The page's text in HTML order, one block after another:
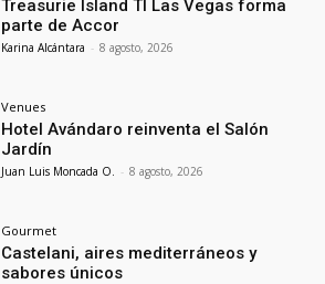
Treasurie Island TI Las Vegas forma
parte de Accor
Karina Alcántara - 8 agosto, 2026
Venues
Hotel Avándaro reinventa el Salón
Jardín
Juan Luis Moncada O. - 8 agosto, 2026
Gourmet
Castelani, aires mediterráneos y
sabores únicos